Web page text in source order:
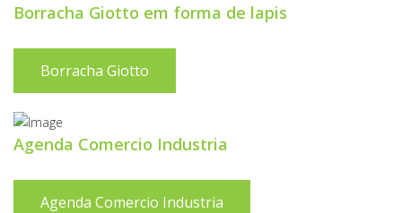
Borracha Giotto em forma de lapis
Borracha Giotto
Agenda Comercio Industria
Agenda Comercio Industria